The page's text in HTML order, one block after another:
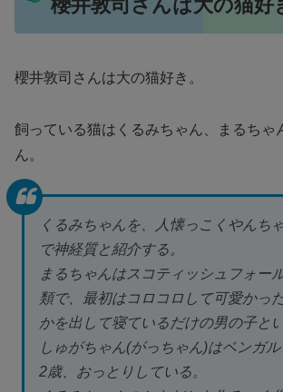
櫻井敦司さんは大の猫好
櫻井敦司さんは大の猫好き。
飼っている猫はくるみちゃん、まるちゃ
ん。
くるみちゃんを、人懐っこくやんち
で神経質と紹介する。
まるちゃんはスコティッシュフォー
類で、最初はコロコロして可愛かっ
かを出して寝ているだけの男の子とい
しゅがちゃん(がっちゃん)はベンガ
2歳、おっとりしている。